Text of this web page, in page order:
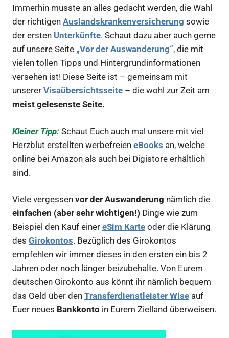
Immerhin musste an alles gedacht werden, die Wahl
der richtigen Auslandskrankenversicherung sowie
der ersten Unterkünfte. Schaut dazu aber auch gerne
auf unsere Seite „Vor der Auswanderung“, die mit
vielen tollen Tipps und Hintergrundinformationen
versehen ist! Diese Seite ist – gemeinsam mit
unserer Visaübersichtsseite – die wohl zur Zeit am
meist gelesenste Seite.
Kleiner Tipp: Schaut Euch auch mal unsere mit viel
Herzblut erstellten werbefreien eBooks an, welche
online bei Amazon als auch bei Digistore erhältlich
sind.
Viele vergessen vor der Auswanderung nämlich die
einfachen (aber sehr wichtigen!) Dinge wie zum
Beispiel den Kauf einer eSim Karte oder die Klärung
des Girokontos. Bezüglich des Girokontos
empfehlen wir immer dieses in den ersten ein bis 2
Jahren oder noch länger beizubehalte. Von Eurem
deutschen Girokonto aus könnt ihr nämlich bequem
das Geld über den Transferdienstleister Wise auf
Euer neues Bankkonto in Eurem Zielland überweisen.